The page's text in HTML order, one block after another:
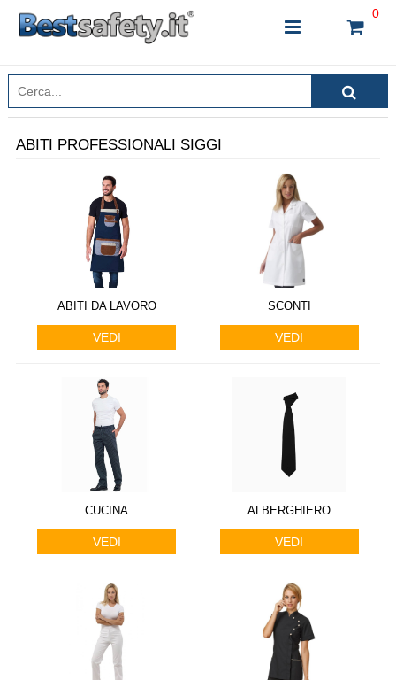
0
INSERISCI IL NOME DEL PRODOTTO CHE STAI
ABITI PROFESSIONALI SIGGI
ABITI DA LAVORO
VEDI
SCONTI
VEDI
CUCINA
VEDI
ALBERGHIERO
VEDI